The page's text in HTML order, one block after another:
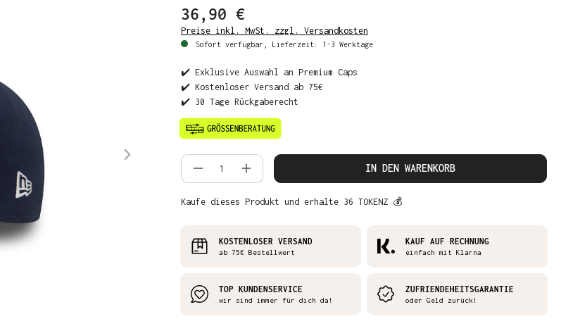
36,90 €
Preise inkl. MwSt. zzgl. Versandkosten
Sofort verfügbar, Lieferzeit: 1-3 Werktage
✔️ Exklusive Auswahl an Premium Caps
✔️ Kostenloser Versand ab 75€
✔️ 30 Tage Rückgaberecht
Produkt Anzahl: Gib den gewünschten Wert
IN DEN WARENKORB
Kaufe dieses Produkt und erhalte 36 TOKENZ 💰
KOSTENLOSER VERSAND
ab 75€ Bestellwert
KAUF AUF RECHNUNG
einfach mit Klarna
TOP KUNDENSERVICE
wir sind immer für dich da!
ZUFRIENDEHEITSGARANTIE
oder Geld zurück!